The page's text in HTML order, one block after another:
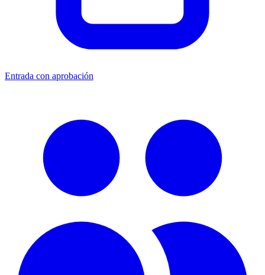
Entrada con aprobación